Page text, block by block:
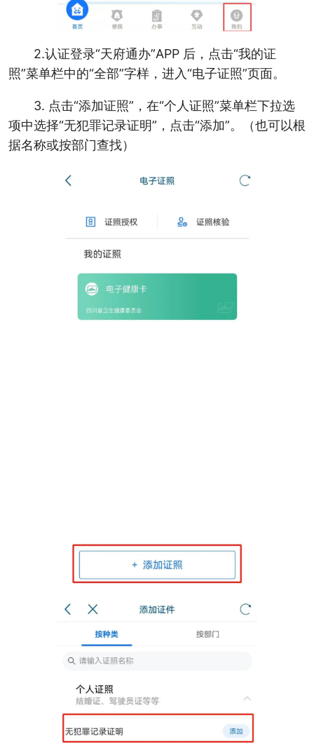
2.认证登录“天府通办”APP 后，点击“我的证
照”菜单栏中的“全部”字样，进入“电子证照”页面。
3. 点击“添加证照”，在“个人证照”菜单栏下拉选
项中选择“无犯罪记录证明”，点击“添加”。（也可以根
据名称或按部门查找）